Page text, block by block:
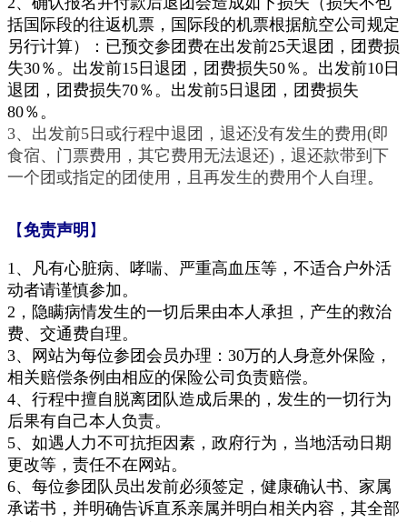
括国际段的往返机票，国际段的机票根据航空公司规定
另行计算）：已预交参团费在出发前25天退团，团费损
失30％。出发前15日退团，团费损失50％。出发前10日
退团，团费损失70％。出发前5日退团，团费损失
80％。
3、出发前5日或行程中退团，退还没有发生的费用(即
食宿、门票费用，其它费用无法退还)，退还款带到下
一个团或指定的团使用，且再发生的费用个人自理。
【免责声明 】
1、 凡有心脏病、哮喘、严重高血压等，不适合户外活
动者请谨慎参加。
2，隐瞒病情发生的一切后果由本人承担，产生的救治
费、交通费自理。
3、网站为每位参团会员办理：30万的人身意外保险，
相关赔偿条例由相应的保险公司负责赔偿。
4、行程中擅自脱离团队造成后果的，发生的一切行为
后果有自己本人负责。
5、如遇人力不可抗拒因素，政府行为，当地活动日期
更改等，责任不在网站。
6、每位参团队员出发前必须签定，健康确认书、家属
承诺书，并明确告诉直系亲属并明白相关内容，其全部